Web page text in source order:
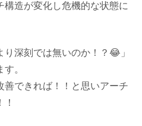
構造が変化し危機的な状態に
り深刻では無いのか！？😂」
。
善できれば！！と思いアーチ